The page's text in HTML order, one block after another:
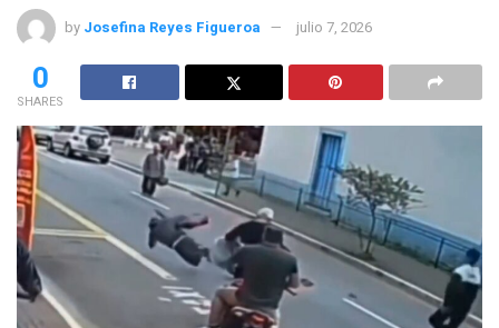
by Josefina Reyes Figueroa julio 7, 2026
0
SHARES